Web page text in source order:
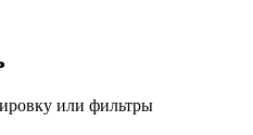
или фильтры